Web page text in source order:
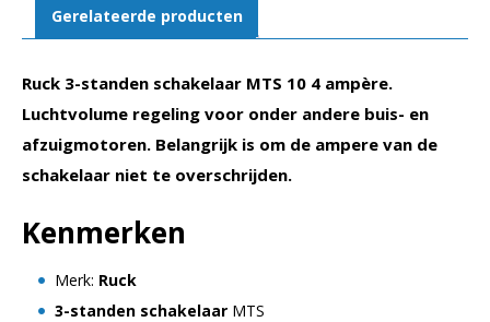
Gerelateerde producten
Ruck 3-standen schakelaar MTS 10 4 ampère.
Luchtvolume regeling voor onder andere buis- en
afzuigmotoren. Belangrijk is om de ampere van de
schakelaar niet te overschrijden.
Kenmerken
Merk: Ruck
3-standen schakelaar MTS